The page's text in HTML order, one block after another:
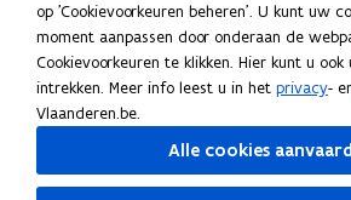
Tips voor duidelijke taal
Bekijk ook
Spellingtests
Boek- en webwijzer
op 'Cookievoorkeuren beheren'. U kunt uw
moment aanpassen door onderaan de
Cookievoorkeuren te klikken. Hier kunt u
intrekken. Meer info leest u in het privacy-
Vlaanderen.be.
Alle cookies